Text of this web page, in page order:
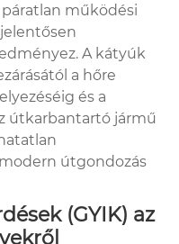
működési
A kátyúk
a hőre
és a
útkarbantartó jármű
útgondozás
(GYIK) az